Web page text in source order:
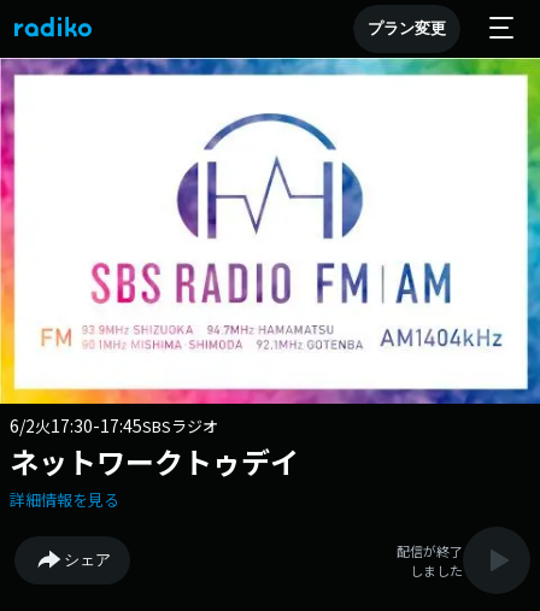
プラン変更
6/2火17:30-17:45SBSラジオ
ネットワークトゥデイ
詳細情報を見る
シェア
配信が終了
しました